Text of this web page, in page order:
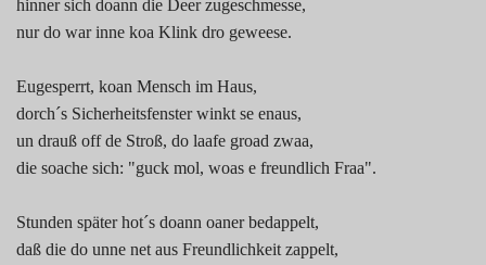
hinner sich doann die Deer zugeschmesse,
nur do war inne koa Klink dro geweese.
Eugesperrt, koan Mensch im Haus,
dorch´s Sicherheitsfenster winkt se enaus,
un drauß off de Stroß, do laafe groad zwaa,
die soache sich: "guck mol, woas e freundlich Fraa".
Stunden später hot´s doann oaner bedappelt,
daß die do unne net aus Freundlichkeit zappelt,